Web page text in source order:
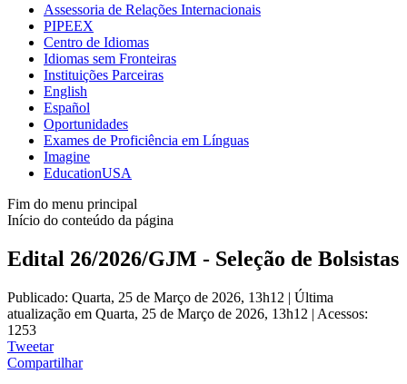
Assessoria de Relações Internacionais
PIPEEX
Centro de Idiomas
Idiomas sem Fronteiras
Instituições Parceiras
English
Español
Oportunidades
Exames de Proficiência em Línguas
Imagine
EducationUSA
Fim do menu principal
Início do conteúdo da página
Edital 26/2026/GJM - Seleção de Bolsistas
Publicado: Quarta, 25 de Março de 2026, 13h12 | Última
atualização em Quarta, 25 de Março de 2026, 13h12 | Acessos:
1253
Tweetar
Compartilhar